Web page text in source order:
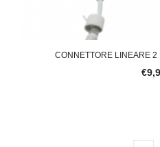
CONNETTORE LINEARE